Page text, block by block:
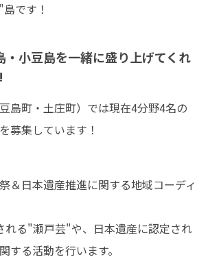
です！
・小豆島を一緒に盛り上げてくれ
島町・土庄町）では現在4分野4名の
募集しています！
＆日本遺産推進に関する地域コーディ
る"瀬戸芸"や、日本遺産に認定され
する活動を行います。